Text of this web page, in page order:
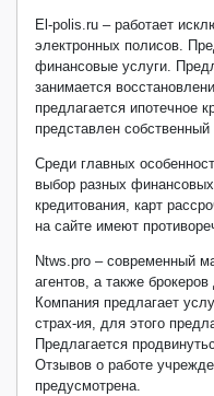
El-polis.ru – работает
электронных полисов.
финансовые услуги.
занимается
предлагается ипотечное
представлен
Среди главных
выбор разных
кредитования, карт
на сайте имеют
Ntws.pro – современный
агентов, а также
Компания предлагает
страх-ия, для этого
Предлагается
Отзывов о работе
предусмотрена.